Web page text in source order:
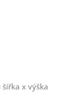
x výška